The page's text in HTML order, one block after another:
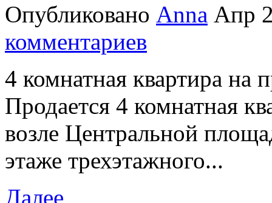
Опубликовано Anna Апр
комментариев
4 комнатная квартира
Продается 4 комнатная
возле Центральной
этаже трехэтажного...
Далее